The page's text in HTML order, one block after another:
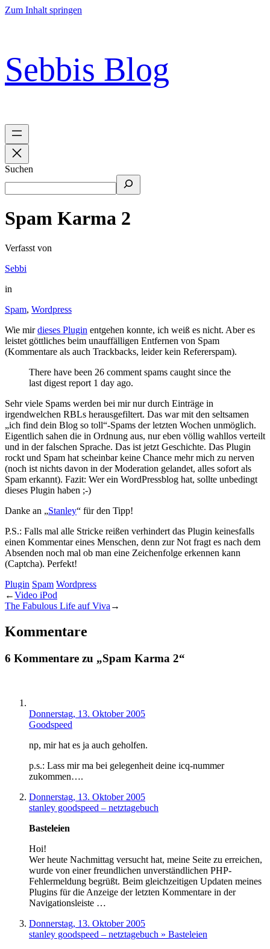
Zum Inhalt springen
Sebbis Blog
Suchen
Spam Karma 2
Verfasst von
Sebbi
in
Spam, Wordpress
Wie mirdieses Plugin entgehen konnte, ich weiß es nicht. Aber es
leistet göttliches beim unauffälligen Entfernen von Spam
(Kommentare als auch Trackbacks, leider kein Refererspam).
There have been 26 comment spams caught since the
last digest report 1 day ago.
Sehr viele Spams werden bei mir nur durch Einträge in
irgendwelchen RBLs herausgefiltert. Das war mit den seltsamen
„ich find dein Blog so toll“-Spams der letzten Wochen unmöglich.
Eigentlich sahen die in Ordnung aus, nur eben völlig wahllos verteilt
und in der falschen Sprache. Das ist jetzt Geschichte. Das Plugin
rockt und Spam hat scheinbar keine Chance mehr mich zu nerven
(noch ist nichts davon in der Moderation gelandet, alles sofort als
Spam erkannt). Fazit: Wer ein WordPressblog hat, sollte unbedingt
dieses Plugin haben ;-)
Danke an „Stanley“ für den Tipp!
P.S.: Falls mal alle Stricke reißen verhindert das Plugin keinesfalls
einen Kommentar eines Menschen, denn zur Not fragt es nach dem
Absenden noch mal ob man eine Zeichenfolge erkennen kann
(Captcha). Perfekt!
Plugin Spam Wordpress
←Video iPod
The Fabulous Life auf Viva →
Kommentare
6 Kommentare zu „Spam Karma 2“
Donnerstag, 13. Oktober 2005
Goodspeed
np, mir hat es ja auch geholfen.
p.s.: Lass mir ma bei gelegenheit deine icq-nummer
zukommen….
Donnerstag, 13. Oktober 2005
stanley goodspeed – netztagebuch
Basteleien
Hoi!
Wer heute Nachmittag versucht hat, meine Seite zu erreichen,
wurde von einer freundlichen unverständlichen PHP-
Fehlermeldung begrüßt. Beim gleichzeitigen Updaten meines
Plugins für die Anzeige der letzten Kommentare in der
Navigationsleiste …
Donnerstag, 13. Oktober 2005
stanley goodspeed – netztagebuch » Basteleien